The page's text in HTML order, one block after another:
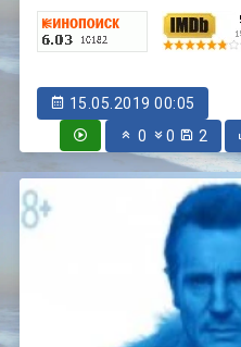
15.05.2019 00:05
0
0 2